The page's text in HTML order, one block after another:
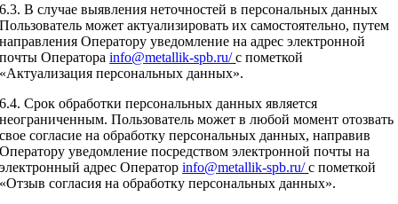
6.3. В случае выявления неточностей в персональных данных
Пользователь может актуализировать их самостоятельно, путем
направления Оператору уведомление на адрес электронной
почты Оператораinfo@metallik-spb.ru/ с пометкой
«Актуализация персональных данных».
6.4. Срок обработки персональных данных является
неограниченным. Пользователь может в любой момент отозвать
свое согласие на обработку персональных данных, направив
Оператору уведомление посредством электронной почты на
электронный адрес Операторinfo@metallik-spb.ru/ с пометкой
«Отзыв согласия на обработку персональных данных».